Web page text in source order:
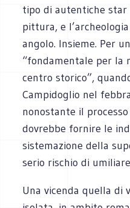
tipo di autentiche
pittura, e
angolo. Insieme. Per
“fondamentale per la
centro storico”,
Campidoglio nel
nonostante il
dovrebbe fornire le
sistemazione della
serio rischio di
Una vicenda quella di